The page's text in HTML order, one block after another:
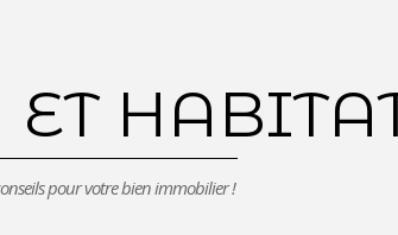
pour votre bien immobilier !